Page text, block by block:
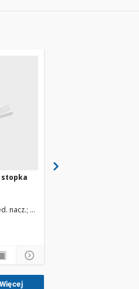
stopka
nacz. Uniwersytet Medyczny w Łodzi
Więcej